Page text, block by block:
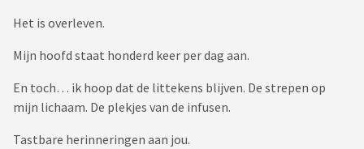
Het is overleven.
Mijn hoofd staat honderd keer per dag aan.
En toch… ik hoop dat de littekens blijven. De strepen op
mijn lichaam. De plekjes van de infusen.
Tastbare herinneringen aan jou.